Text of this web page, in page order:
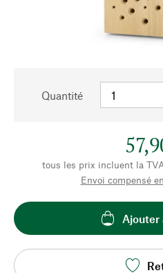
Quantité
tous les prix incluent la
Envoi compensé
Ajouter